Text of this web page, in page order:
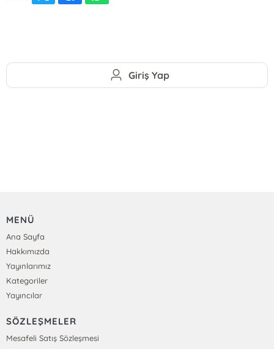
Giriş Yap
MENÜ
Ana Sayfa
Hakkımızda
Yayınlarımız
Kategoriler
Yayıncılar
SÖZLEŞMELER
Mesafeli Satış Sözleşmesi